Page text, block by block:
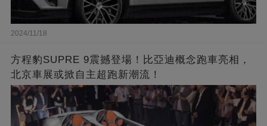
2024/11/18
方程豹SUPRE 9震撼登場！比亞迪概念跑車亮相，
北京車展或掀自主超跑新潮流！